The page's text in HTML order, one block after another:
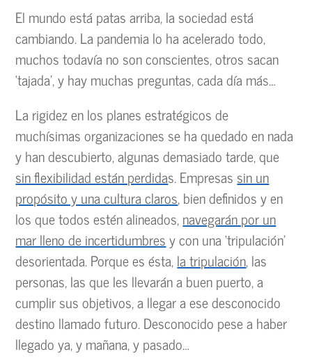
El mundo está patas arriba, la sociedad está
cambiando. La pandemia lo ha acelerado todo,
muchos todavía no son conscientes, otros sacan
‘tajada’, y hay muchas preguntas, cada día más…
La rigidez en los planes estratégicos de
muchísimas organizaciones se ha quedado en nada
y han descubierto, algunas demasiado tarde, que
sin flexibilidad están perdidas. Empresas sin un
propósito y una cultura claros, bien definidos y en
los que todos estén alineados,navegarán por un
mar lleno de incertidumbresy con una ‘tripulación’
desorientada. Porque es ésta,la tripulación, las
personas, las que les llevarán a buen puerto, a
cumplir sus objetivos, a llegar a ese desconocido
destino llamado futuro. Desconocido pese a haber
llegado ya, y mañana, y pasado…